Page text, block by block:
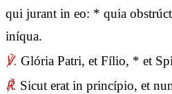
qui jurant in eo: * quia
iníqua.
℣. Glória Patri, et Fílio, * et
℟. Sicut erat in princípio, et